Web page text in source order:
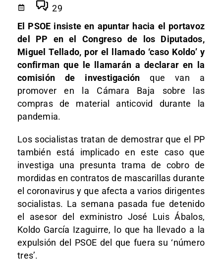
29
El PSOE insiste en apuntar hacia el portavoz
del PP en el Congreso de los Diputados,
Miguel Tellado, por el llamado ‘caso Koldo’ y
confirman que le llamarán a declarar en la
comisión de investigación que van a
promover en la Cámara Baja sobre las
compras de material anticovid durante la
pandemia.
Los socialistas tratan de demostrar que el PP
también está implicado en este caso que
investiga una presunta trama de cobro de
mordidas en contratos de mascarillas durante
el coronavirus y que afecta a varios dirigentes
socialistas. La semana pasada fue detenido
el asesor del exministro José Luis Ábalos,
Koldo García Izaguirre, lo que ha llevado a la
expulsión del PSOE del que fuera su ‘número
tres’.